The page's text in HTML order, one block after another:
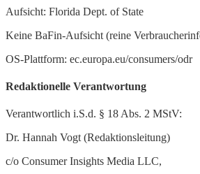
Aufsicht: Florida Dept. of State
Keine BaFin-Aufsicht (reine
OS-Plattform: ec.europa.eu/consumers/odr
Redaktionelle Verantwortung
Verantwortlich i.S.d. § 18 Abs. 2 MStV:
Dr. Hannah Vogt (Redaktionsleitung)
c/o Consumer Insights Media LLC,